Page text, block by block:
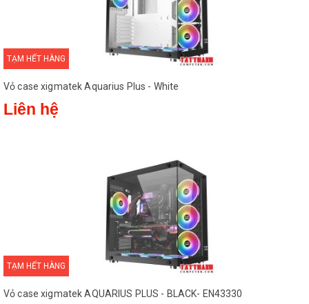
TẠM HẾT HÀNG
Vỏ case xigmatek Aquarius Plus - White
Liên hệ
TẠM HẾT HÀNG
Vỏ case xigmatek AQUARIUS PLUS - BLACK- EN43330